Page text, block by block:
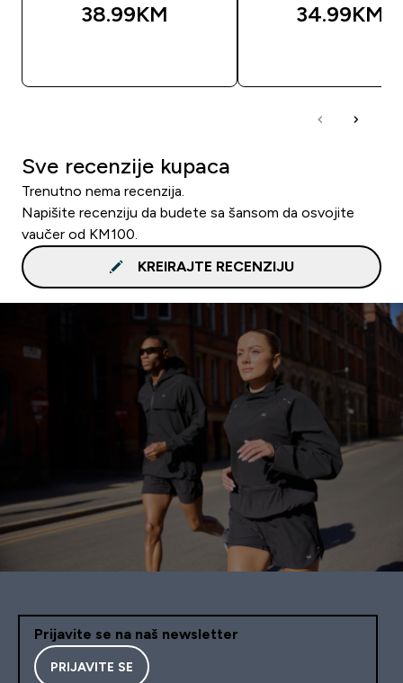
38.99KM‎ 34.99KM‎
Sve recenzije kupaca
Trenutno nema recenzija.
Napišite recenziju da budete sa šansom da osvojite
vaučer od KM100.
KREIRAJTE RECENZIJU
Prijavite se na naš newsletter
PRIJAVITE SE